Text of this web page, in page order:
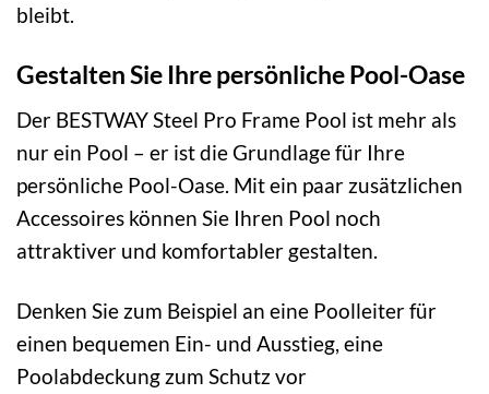
bleibt.
Gestalten Sie Ihre persönliche Pool-Oase
Der BESTWAY Steel Pro Frame Pool ist mehr als
nur ein Pool – er ist die Grundlage für Ihre
persönliche Pool-Oase. Mit ein paar zusätzlichen
Accessoires können Sie Ihren Pool noch
attraktiver und komfortabler gestalten.
Denken Sie zum Beispiel an eine Poolleiter für
einen bequemen Ein- und Ausstieg, eine
Poolabdeckung zum Schutz vor